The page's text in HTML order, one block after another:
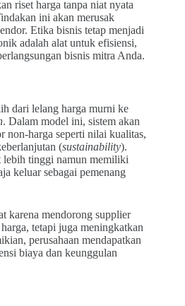
riset harga tanpa niat nyata
ini akan merusak
Etika bisnis tetap menjadi
adalah alat untuk efisiensi,
bisnis mitra Anda.
dari lelang harga murni ke
. Dalam model ini, sistem akan
non-harga seperti nilai kualitas,
(sustainability).
lebih tinggi namun memiliki
keluar sebagai pemenang
karena mendorong supplier
tetapi juga meningkatkan
perusahaan mendapatkan
biaya dan keunggulan